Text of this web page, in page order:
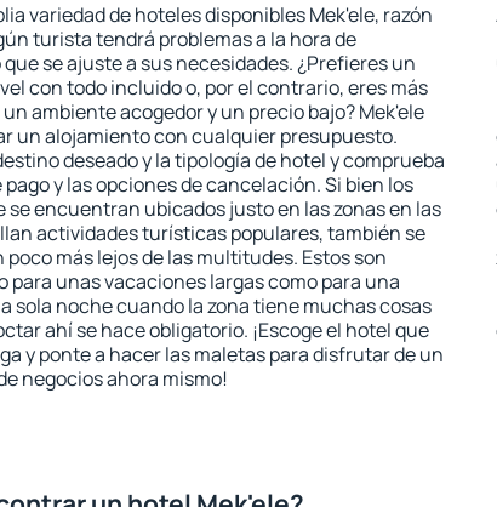
variedad de hoteles disponibles Mek'ele, razón
turista tendrá problemas a la hora de
se ajuste a sus necesidades. ¿Prefieres un
con todo incluido o, por el contrario, eres más
ambiente acogedor y un precio bajo? Mek'ele
un alojamiento con cualquier presupuesto.
deseado y la tipología de hotel y comprueba
pago y las opciones de cancelación. Si bien los
se encuentran ubicados justo en las zonas en las
actividades turísticas populares, también se
más lejos de las multitudes. Estos son
para unas vacaciones largas como para una
sola noche cuando la zona tiene muchas cosas
ahí se hace obligatorio. ¡Escoge el hotel que
y ponte a hacer las maletas para disfrutar de un
negocios ahora mismo!